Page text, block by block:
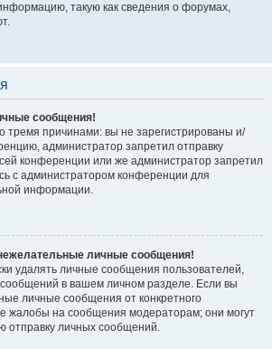
такую как сведения о форумах,
сообщения!
тремя причинами: вы не зарегистрированы и/
администратор запретил отправку
конференции или же администратор запретил
с администратором конференции для
информации.
личные сообщения!
удалять личные сообщения пользователей,
в вашем личном разделе. Если вы
личные сообщения от конкретного
жалобы на сообщения модераторам; они могут
отправку личных сообщений.